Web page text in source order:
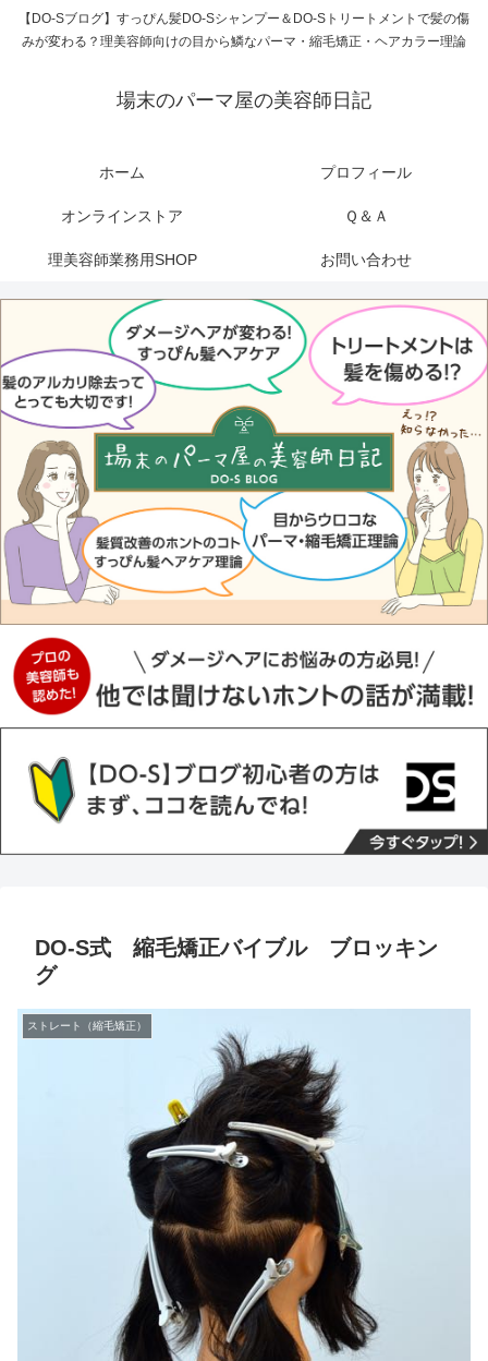
【DO-Sブログ】すっぴん髪DO-Sシャンプー＆DO-Sトリートメントで髪の傷
みが変わる？理美容師向けの目から鱗なパーマ・縮毛矯正・ヘアカラー理論
場末のパーマ屋の美容師日記
ホーム プロフィール
オンラインストア Ｑ＆Ａ
理美容師業務用SHOP お問い合わせ
DO-S式 縮毛矯正バイブル ブロッキン
グ
ストレート（縮毛矯正）